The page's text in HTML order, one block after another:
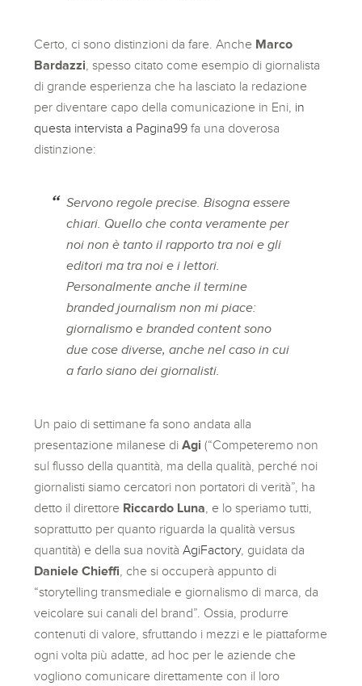
Certo, ci sono distinzioni da fare. Anche Marco
Bardazzi , spesso citato come esempio di giornalista
di grande esperienza che ha lasciato la redazione
per diventare capo della comunicazione in Eni, in
questa intervista a Pagina99 fa una doverosa
distinzione:
Servono regole precise. Bisogna essere
chiari. Quello che conta veramente per
noi non è tanto il rapporto tra noi e gli
editori ma tra noi e i lettori.
Personalmente anche il termine
branded journalism non mi piace:
giornalismo ebranded content sono
due cose diverse, anche nel caso in cui
a farlo siano dei giornalisti.
Un paio di settimane fa sono andata alla
presentazione milanese diAgi (“Competeremo non
sul flusso della quantità, ma della qualità, perché noi
giornalisti siamo cercatori non portatori di verità”, ha
detto il direttore Riccardo Luna , e lo speriamo tutti,
soprattutto per quanto riguarda la qualità versus
quantità) e della sua novitàAgiFactory, guidata da
Daniele Chieffi , che si occuperà appunto di
“storytelling transmediale e giornalismo di marca, da
veicolare sui canali del brand”. Ossia, produrre
contenuti di valore, sfruttando i mezzi e le piattaforme
ogni volta più adatte, ad hoc per le aziende che
vogliono comunicare direttamente con il loro